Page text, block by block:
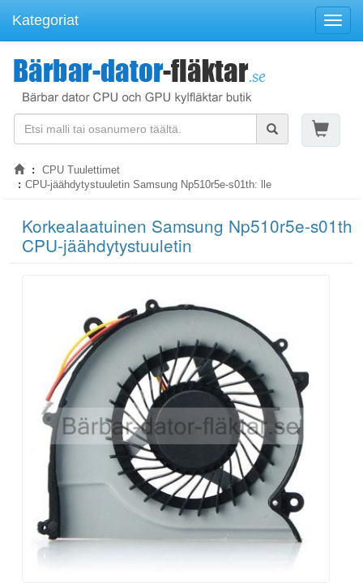
Kategoriat
CPU Tuulettimet
CPU-jäähdytystuuletin Samsung Np510r5e-s01th: lle
Korkealaatuinen Samsung Np510r5e-s01th
CPU-jäähdytystuuletin